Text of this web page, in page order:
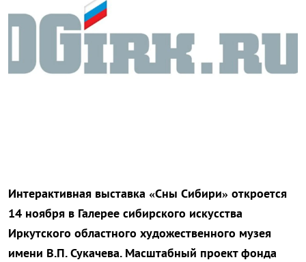
Интерактивная выставка «Сны Сибири» откроется
14 ноября в Галерее сибирского искусства
Иркутского областного художественного музея
имени В.П. Сукачева. Масштабный проект фонда